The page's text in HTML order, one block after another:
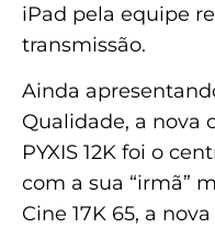
iPad pela equipe
transmissão.
Ainda
Qualidade, a nova
PYXIS 12K foi o
com a sua “irmã”
Cine 17K 65, a